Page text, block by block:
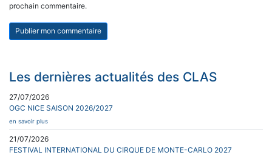
prochain commentaire.
Les dernières actualités des CLAS
27/07/2026
OGC NICE SAISON 2026/2027
en savoir plus
21/07/2026
FESTIVAL INTERNATIONAL DU CIRQUE DE MONTE-CARLO 2027